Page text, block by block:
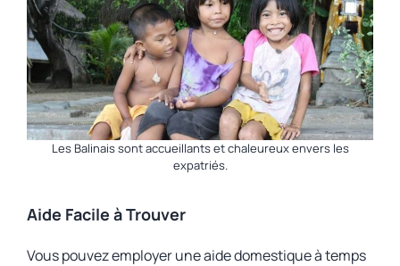
Les Balinais sont accueillants et chaleureux envers les
expatriés.
Aide Facile à Trouver
Vous pouvez employer une aide domestique à temps